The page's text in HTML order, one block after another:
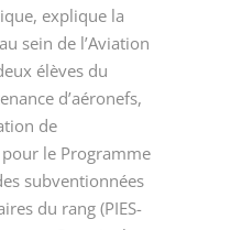
explique la
sein de l’Aviation
élèves du
d’aéronefs,
de
le Programme
subventionnées
du rang (PIES-